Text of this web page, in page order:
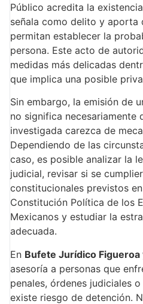
Público acredita la
señala como delito y aporta
permitan establecer la
persona. Este acto de
medidas más delicadas
que implica una posible
Sin embargo, la emisión de
no significa necesariamente
investigada carezca de
Dependiendo de las
caso, es posible analizar la
judicial, revisar si se
constitucionales previstos
Constitución Política de los
Mexicanos y estudiar la
adecuada.
En Bufete Jurídico Figueroa
asesoría a personas que
penales, órdenes judiciales
existe riesgo de detención.